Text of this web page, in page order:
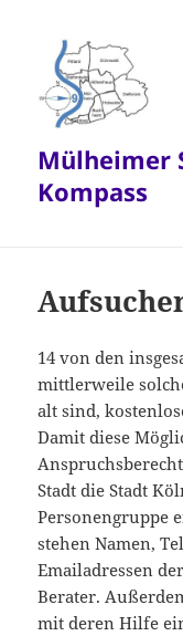
Mülheimer
Kompass
14 von den
mittlerweile
alt sind,
Damit diese
Stadt die Stadt
Personengruppe
stehen Namen,
Emailadressen
Berater.
mit deren Hilfe